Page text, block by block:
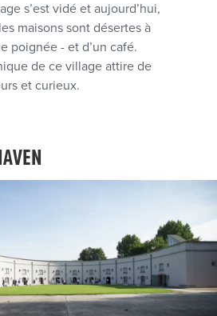
s’est vidé et aujourd’hui,
maisons sont désertes à
poignée - et d’un café.
de ce village attire de
et curieux.